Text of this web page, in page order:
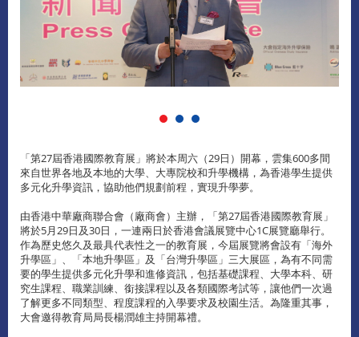
「第27屆香港國際教育展」將於本周六（29日）開幕，雲集600多間
來自世界各地及本地的大學、大專院校和升學機構，為香港學生提供
多元化升學資訊，協助他們規劃前程，實現升學夢。
由香港中華廠商聯合會（廠商會）主辦，「第27屆香港國際教育展」
將於5月29日及30日，一連兩日於香港會議展覽中心1C展覽廳舉行。
作為歷史悠久及最具代表性之一的教育展，今屆展覽將會設有「海外
升學區」、「本地升學區」及「台灣升學區」三大展區，為有不同需
要的學生提供多元化升學和進修資訊，包括基礎課程、大學本科、研
究生課程、職業訓練、銜接課程以及各類國際考試等，讓他們一次過
了解更多不同類型、程度課程的入學要求及校園生活。為隆重其事，
大會邀得教育局局長楊潤雄主持開幕禮。